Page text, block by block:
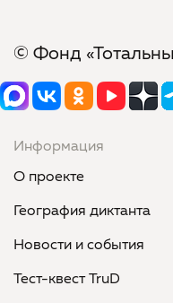
© Фонд
Информация
О проекте
География диктанта
Новости и события
Тест-квест TruD